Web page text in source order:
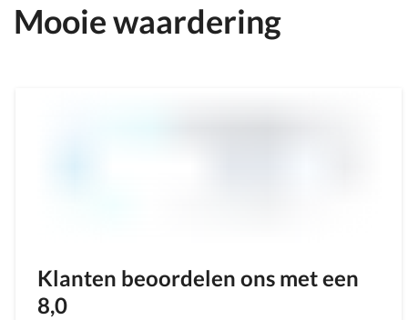
Mooie waardering
Klanten beoordelen ons met een
8,0